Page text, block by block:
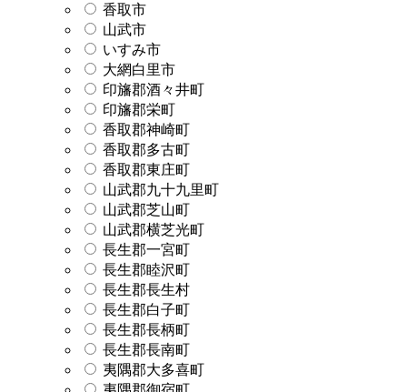
香取市
山武市
いすみ市
大網白里市
印旛郡酒々井町
印旛郡栄町
香取郡神崎町
香取郡多古町
香取郡東庄町
山武郡九十九里町
山武郡芝山町
山武郡横芝光町
長生郡一宮町
長生郡睦沢町
長生郡長生村
長生郡白子町
長生郡長柄町
長生郡長南町
夷隅郡大多喜町